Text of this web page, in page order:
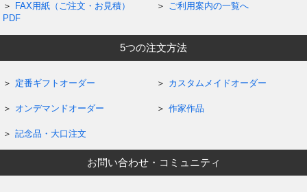
FAX用紙（ご注文・お見積）
PDF
ご利用案内の一覧へ
5つの注文方法
定番ギフトオーダー カスタムメイドオーダー
オンデマンドオーダー 作家作品
記念品・大口注文
お問い合わせ・コミュニティ